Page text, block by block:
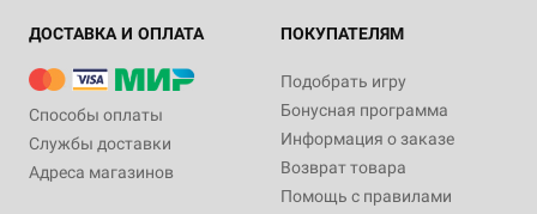
ДОСТАВКА И ОПЛАТА
Способы оплаты
Службы доставки
Адреса магазинов
ПОКУПАТЕЛЯМ
Подобрать игру
Бонусная программа
Информация о заказе
Возврат товара
Помощь с правилами